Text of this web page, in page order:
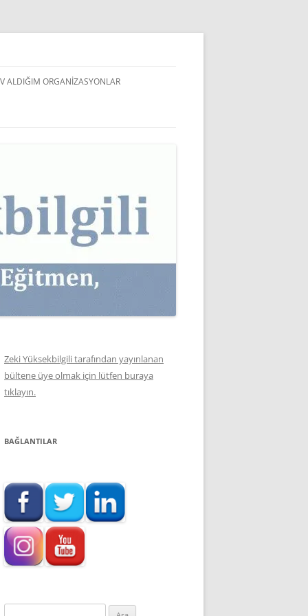
ALDIĞIM ORGANIZASYONLAR
Zeki Yüksekbilgili tarafından yayınlanan
bültene üye olmak için lütfen buraya
tıklayın.
BAĞLANTILAR